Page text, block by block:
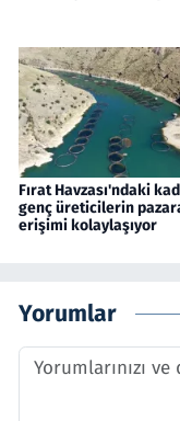
Fırat Havzası'ndaki
genç üreticilerin
erişimi kolaylaşıyor
Yorumlar